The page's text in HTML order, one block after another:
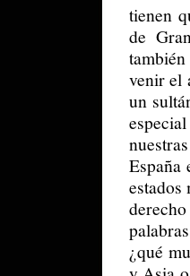
tienen
de
venir el
un
España
¿qué